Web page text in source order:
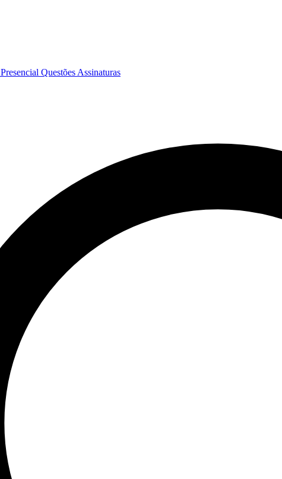
Presencial Questões Assinaturas